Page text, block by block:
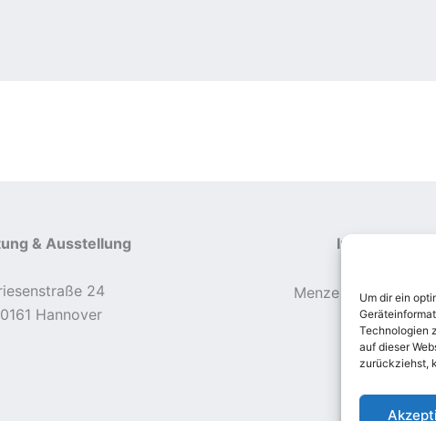
Um dir ein
Technologien
auf dieser
zurückziehst,
& Ausstellung
24
Hannover
Informationen
Menze
Ingo Menze